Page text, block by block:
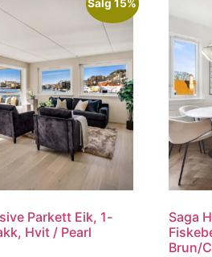
Salg 15%
Parkett Eik, 1-
Hvit / Pearl
Saga
Brun/